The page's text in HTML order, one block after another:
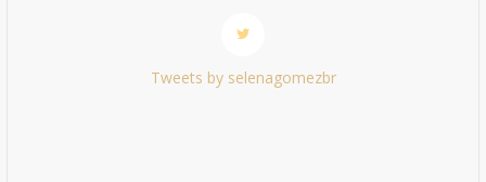
Tweets by selenagomezbr